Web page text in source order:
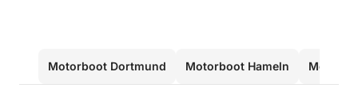
Motorboot Dortmund Motorboot Hameln